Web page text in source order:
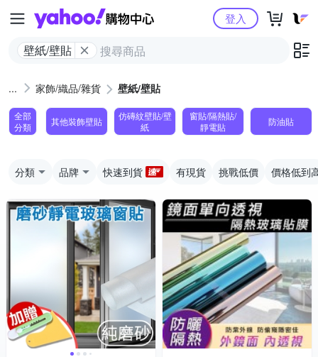
Yahoo購物中心
壁紙/壁貼
登入
家飾/織品/雜貨 壁紙/壁貼
全部
分類
其他裝飾壁貼
仿磚紋壁貼/壁
紙
窗貼/隔熱貼/
靜電貼
防油貼
分類 品牌 快速到貨 有現貨 挑戰低價 價格低到